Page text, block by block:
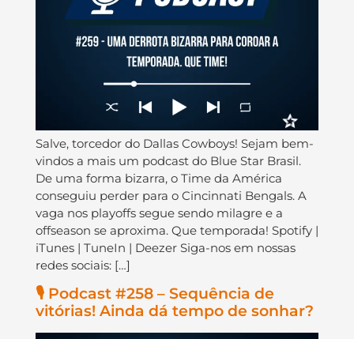
Salve, torcedor do Dallas Cowboys! Sejam bem-
vindos a mais um podcast do Blue Star Brasil.
De uma forma bizarra, o Time da América
conseguiu perder para o Cincinnati Bengals. A
vaga nos playoffs segue sendo milagre e a
offseason se aproxima. Que temporada! Spotify |
iTunes | TuneIn | Deezer Siga-nos em nossas
redes sociais: […]
🎙️ Podcast #258 – Sequência de
vitórias! Ainda dá tempo de sonhar?